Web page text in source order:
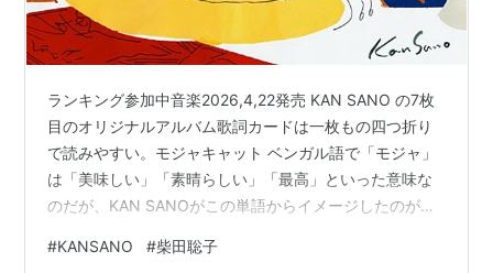
柴田聡子
出版社/メーカー:
Pヴァイン・レコ
ード
メディア:LP Record
この商品を含むブログを見る
愛の休日
出版社/メーカー:
ランキング参加中音楽2026,4,22発売 KAN SANO の7枚
目のオリジナルアルバム歌詞カードは一枚もの四つ折り
で読みやすい。モジャキャット ベンガル語で「モジャ」
は「美味しい」「素晴らしい」「最高」といった意味な
のだが、KAN SANOがこの単語からイメージしたのが猫
が、ジャケはそういう意味が込められていて、理想の、
#KANSANO #柴田聡子